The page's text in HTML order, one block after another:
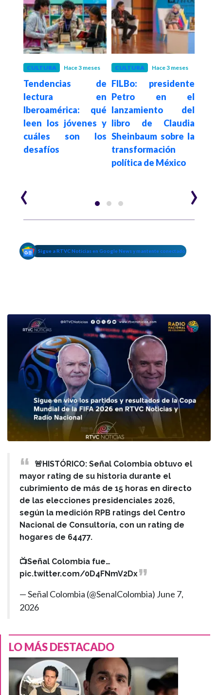
CULTURA Hace 3 meses
Tendencias de
lectura en
Iberoamérica: qué
leen los jóvenes y
cuáles son los
desafíos
CULTURA Hace 3 meses
FILBo: presidente
Petro en el
lanzamiento del
libro de Claudia
Sheinbaum sobre la
transformación
política de México
‹ ›
Sigue a RTVC Noticias en Google News y mantente conectado
🚨HISTÓRICO: Señal Colombia obtuvo el
mayor rating de su historia durante el
cubrimiento de más de 15 horas en directo
de las elecciones presidenciales 2026,
según la medición RPB ratings del Centro
Nacional de Consultoría, con un rating de
hogares de 64477.
📺Señal Colombia fue…
pic.twitter.com/0D4FNmV2Dx
— Señal Colombia (@SenalColombia) June 7,
2026
LO MÁS DESTACADO